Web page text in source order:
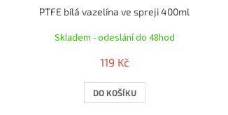
PTFE bílá vazelína ve spreji 400ml
Skladem - odeslání do 48hod
119 Kč
DO KOŠÍKU